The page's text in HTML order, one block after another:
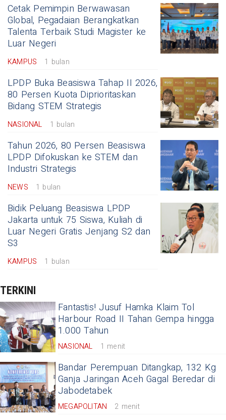
Cetak Pemimpin Berwawasan
Global, Pegadaian Berangkatkan
Talenta Terbaik Studi Magister ke
Luar Negeri
KAMPUS 1 bulan
LPDP Buka Beasiswa Tahap II 2026,
80 Persen Kuota Diprioritaskan
Bidang STEM Strategis
NASIONAL 1 bulan
Tahun 2026, 80 Persen Beasiswa
LPDP Difokuskan ke STEM dan
Industri Strategis
NEWS 1 bulan
Bidik Peluang Beasiswa LPDP
Jakarta untuk 75 Siswa, Kuliah di
Luar Negeri Gratis Jenjang S2 dan
S3
KAMPUS 1 bulan
TERKINI
Fantastis! Jusuf Hamka Klaim Tol
Harbour Road II Tahan Gempa hingga
1.000 Tahun
NASIONAL 1 menit
Bandar Perempuan Ditangkap, 132 Kg
Ganja Jaringan Aceh Gagal Beredar di
Jabodetabek
MEGAPOLITAN 2 menit